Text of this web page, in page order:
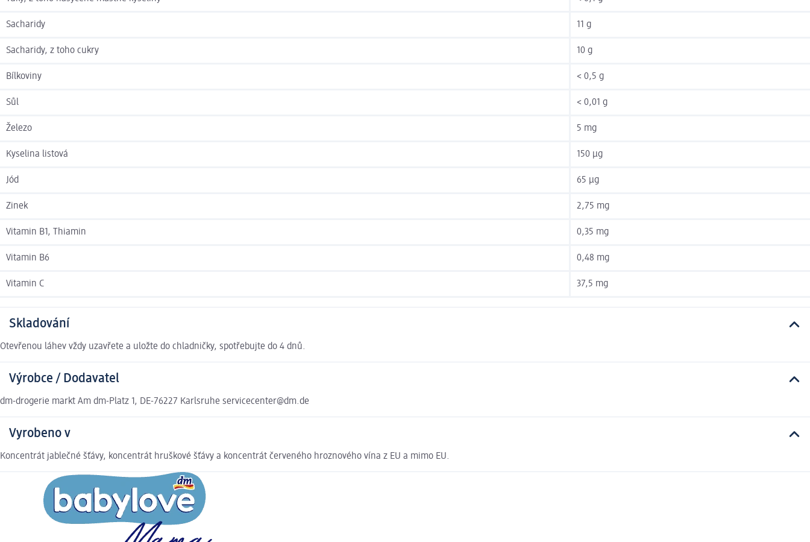
Sacharidy 11 g
Sacharidy, z toho cukry 10 g
Bílkoviny < 0,5 g
Sůl < 0,01 g
Železo 5 mg
Kyselina listová 150 µg
Jód 65 µg
Zinek 2,75 mg
Vitamin B1, Thiamin 0,35 mg
Vitamin B6 0,48 mg
Vitamin C 37,5 mg
Skladování
Otevřenou láhev vždy uzavřete a uložte do chladničky, spotřebujte do 4 dnů.
Výrobce / Dodavatel
dm-drogerie markt Am dm-Platz 1, DE-76227 Karlsruhe servicecenter@dm.de
Vyrobeno v
Koncentrát jablečné šťávy, koncentrát hruškové šťávy a koncentrát červeného hroznového vína z EU a mimo EU.